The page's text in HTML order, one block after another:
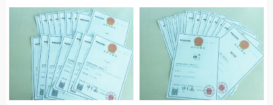
分析和实操建议，帮助商标权利
人更好地应对商标无效宣告程
序，维护自身的合法权益。
议，帮助商标权利人更好地应对
商标无效宣告复审程序，维护自
身的合法权益。